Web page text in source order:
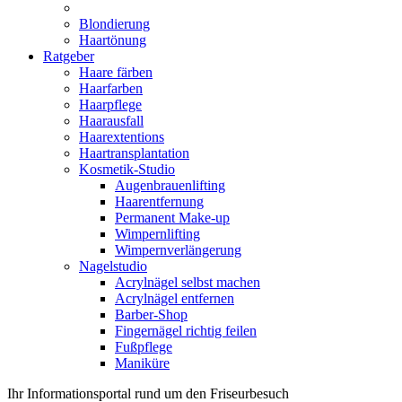
Blondierung
Haartönung
Ratgeber
Haare färben
Haarfarben
Haarpflege
Haarausfall
Haarextentions
Haartransplantation
Kosmetik-Studio
Augenbrauenlifting
Haarentfernung
Permanent Make-up
Wimpernlifting
Wimpernverlängerung
Nagelstudio
Acrylnägel selbst machen
Acrylnägel entfernen
Barber-Shop
Fingernägel richtig feilen
Fußpflege
Maniküre
Ihr Informationsportal rund um den Friseurbesuch